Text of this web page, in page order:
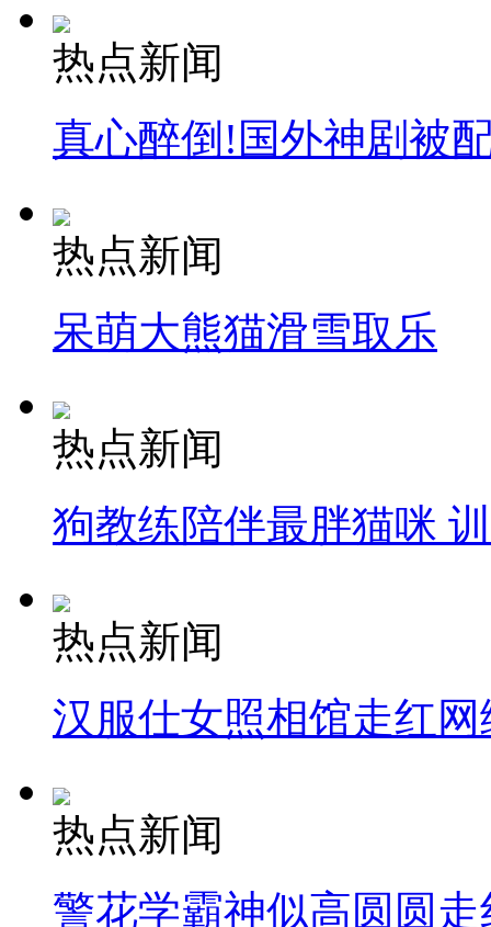
热点新闻
真心醉倒!国外神剧被
热点新闻
呆萌大熊猫滑雪取乐
热点新闻
狗教练陪伴最胖猫咪
热点新闻
汉服仕女照相馆走红网
热点新闻
警花学霸神似高圆圆走